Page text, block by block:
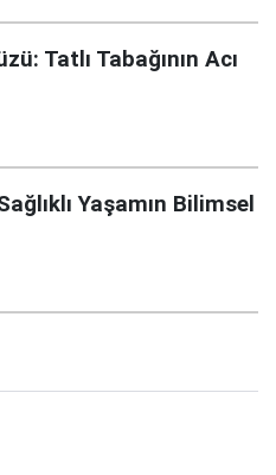
Tatlı Tabağının Acı
Yaşamın Bilimsel